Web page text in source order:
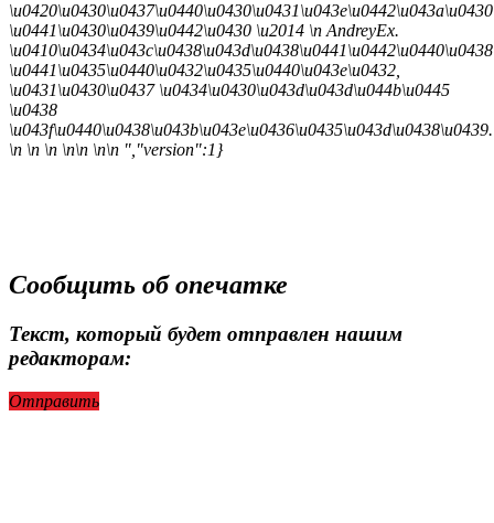
\u0420\u0430\u0437\u0440\u0430\u0431\u043e\u0442\u043a\u0430
\u0441\u0430\u0439\u0442\u0430 \u2014 \n AndreyEx.
\u0441\u0435\u0440\u0432\u0435\u0440\u043e\u0432,
\u0431\u0430\u0437 \u0434\u0430\u043d\u043d\u044b\u0445
\u0438
\n \n \n \n\n \n\n ","version":1}
Сообщить об опечатке
Текст, который будет отправлен нашим
редакторам:
Отправить